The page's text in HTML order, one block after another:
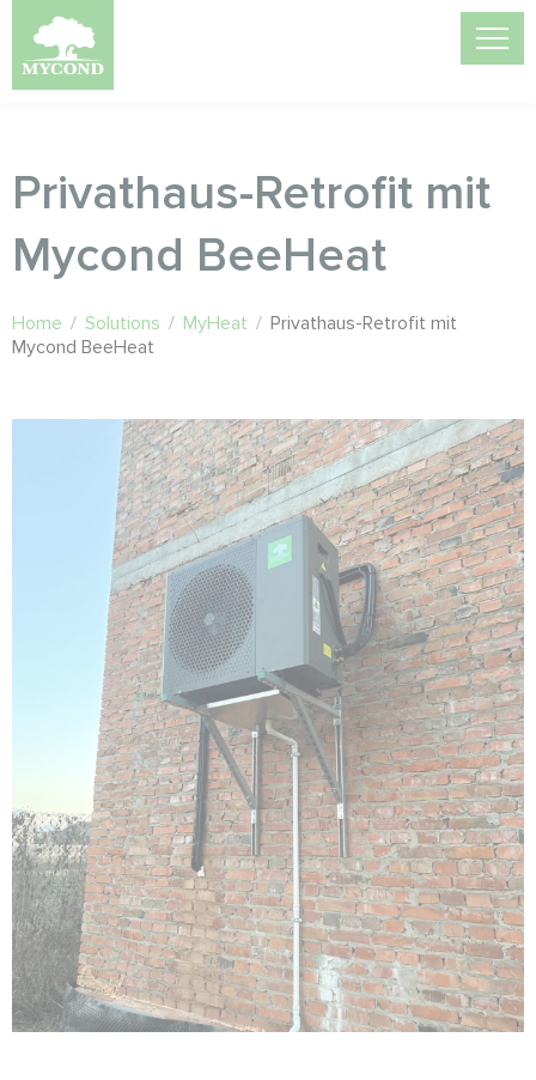
Privathaus-Retrofit mit
Mycond BeeHeat
Home / Solutions / MyHeat / Privathaus-Retrofit mit
Mycond BeeHeat